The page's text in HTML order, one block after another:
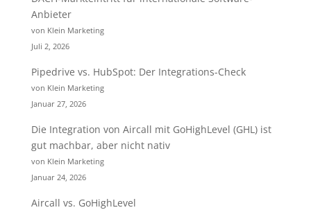
Anbieter
von Klein Marketing
Juli 2, 2026
Pipedrive vs. HubSpot: Der Integrations-Check
von Klein Marketing
Januar 27, 2026
Die Integration von Aircall mit GoHighLevel (GHL) ist
gut machbar, aber nicht nativ
von Klein Marketing
Januar 24, 2026
Aircall vs. GoHighLevel